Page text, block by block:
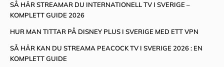
SÅ HÄR STREAMAR DU INTERNATIONELL TV I SVERIGE –
KOMPLETT GUIDE 2026
HUR MAN TITTAR PÅ DISNEY PLUS I SVERIGE MED ETT VPN
SÅ HÄR KAN DU STREAMA PEACOCK TV I SVERIGE 2026 : EN
KOMPLETT GUIDE